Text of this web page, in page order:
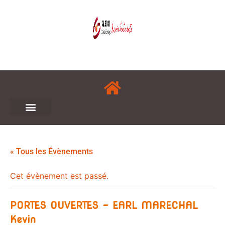
« Tous les Évènements
Cet évènement est passé.
PORTES OUVERTES – EARL MARECHAL
Kevin